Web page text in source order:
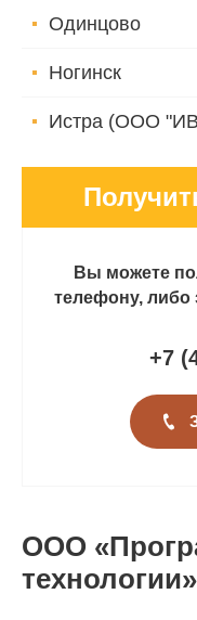
Одинцово
Ногинск
Истра (ООО
Вы можете
телефону, либо
+7
ООО